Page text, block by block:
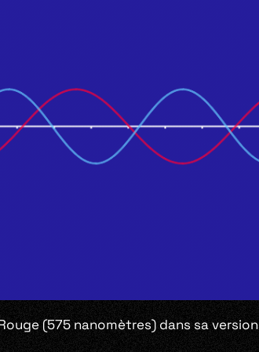
(575 nanomètres) dans sa version